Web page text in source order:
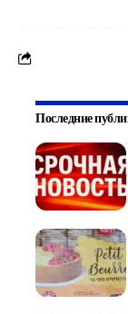
Последние